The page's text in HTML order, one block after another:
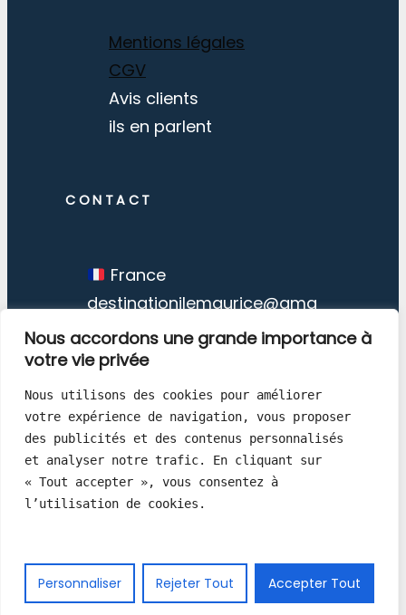
Nous accordons une grande importance à
votre vie privée
Nous utilisons des cookies pour améliorer
votre expérience de navigation, vous proposer
des publicités et des contenus personnalisés
et analyser notre trafic. En cliquant sur
« Tout accepter », vous consentez à
l’utilisation de cookies.
Personnaliser Rejeter Tout Accepter Tout
Mentions légales
CGV
Avis clients
ils en parlent
CONTACT
France
destinationilemaurice@gma
il.com
Destination Ile Maurice © Copyright
1998 – 2026